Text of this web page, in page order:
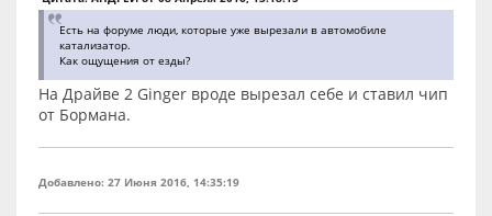
Есть на форуме люди, которые уже вырезали в автомобиле
катализатор.
Как ощущения от езды?
На Драйве 2 Ginger вроде вырезал себе и ставил чип
от Бормана.
Добавлено: 27 Июня 2016, 14:35:19